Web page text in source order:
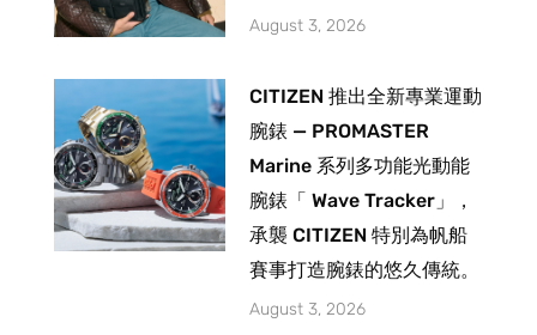
August 3, 2026
CITIZEN 推出全新專業運動
腕錶 — PROMASTER
Marine 系列多功能光動能
腕錶「 Wave Tracker」，
承襲 CITIZEN 特別為帆船
賽事打造腕錶的悠久傳統。
August 3, 2026